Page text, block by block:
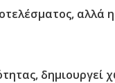
αλλά η
δημιουργεί